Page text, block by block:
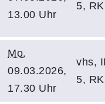
13.00 Uhr
5,
Mo.
09.03.2026,
17.30 Uhr
vhs,
5,